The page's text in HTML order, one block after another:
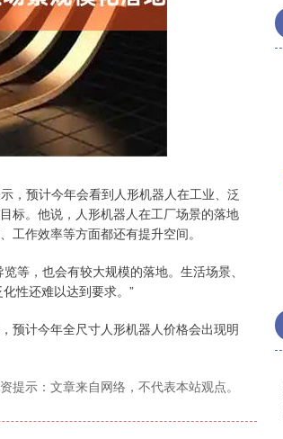
预计今年会看到人形机器人在工业、泛
标。他说，人形机器人在工厂场景的落地
作效率等方面都还有提升空间。
，也会有较大规模的落地。生活场景、
性还难以达到要求。”
计今年全尺寸人形机器人价格会出现明
提示：文章来自网络，不代表本站观点。
指 14110.12